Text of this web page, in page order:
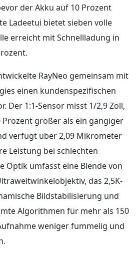
der Akku auf 10 Prozent
Ladeetui bietet sieben volle
erreicht mit Schnellladung in
RayNeo gemeinsam mit
einen kundenspezifischen
Der 1:1-Sensor misst 1/2,9 Zoll,
größer als ein gängiger
verfügt über 2,09 Mikrometer
Leistung bei schlechten
Optik umfasst eine Blende von
das 2,5K-
Bildstabilisierung und
Algorithmen für mehr als 150
weniger fummelig und